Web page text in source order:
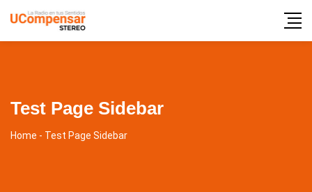
Test Page Sidebar
Home - Test Page Sidebar